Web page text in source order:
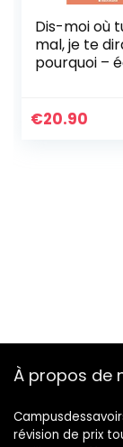
Dis-moi où
mal, je te
pourquoi –
cris du corps
€20.90
À propos de
révision de prix